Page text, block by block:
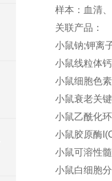
样本：血清
关联产品：
小鼠钠;钾离
小鼠线粒体
小鼠细胞色
小鼠衰老关
小鼠乙酰化
小鼠胶原酶
小鼠可溶性
小鼠白细胞